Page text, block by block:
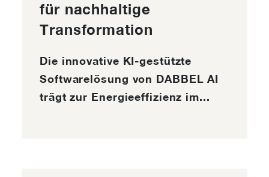
für nachhaltige
Transformation
Die innovative KI-gestützte
Softwarelösung von DABBEL AI
trägt zur Energieeffizienz im...